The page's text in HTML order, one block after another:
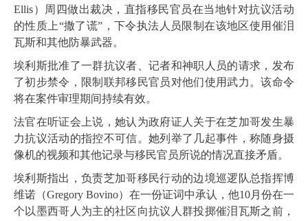
Ellis）周四做出裁决，直指移民官员在当地针对抗议活动
的性质上“撒了谎”，下令执法人员限制在该地区使用催泪
瓦斯和其他防暴武器。
埃利斯批准了一群抗议者、记者和神职人员的请求，发布
了初步禁令，限制联邦移民官员对他们使用武力。该命令
将在案件审理期间持续有效。
法官在听证会上说，她认为政府证人关于在芝加哥发生暴
力抗议活动的指控不可信。她列举了几起事件，称随身摄
像机的视频和其他记录与移民官员所说的情况直接矛盾。
埃利斯指出，负责芝加哥移民行动的边境巡逻队总指挥博
维诺（Gregory Bovino）在一份证词中承认，他10月份在一
个以墨西哥人为主的社区向抗议人群投掷催泪瓦斯之前，